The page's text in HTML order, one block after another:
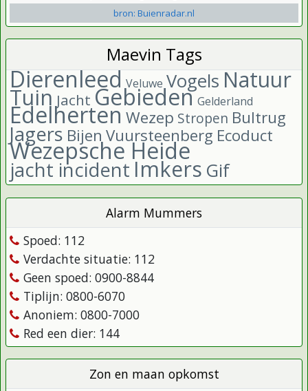
bron: Buienradar.nl
Maevin Tags
Dierenleed Veluwe VogelsNatuur
Tuin Jacht Gebieden Gelderland
Edelherten Wezep Stropen Bultrug
Jagers Bijen Vuursteenberg Ecoduct
Wezepsche Heide
jacht incident Imkers Gif
Alarm Mummers
Spoed: 112
Verdachte situatie: 112
Geen spoed: 0900-8844
Tiplijn: 0800-6070
Anoniem: 0800-7000
Red een dier: 144
Zon en maan opkomst